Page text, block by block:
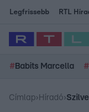
Legfrissebb RTL
# Babits Marcella #
Címlap› Híradó›